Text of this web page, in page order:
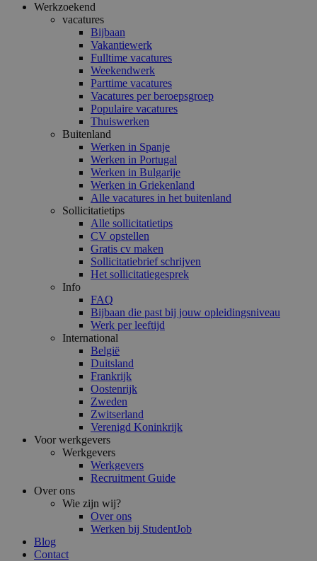
Werkzoekend
vacatures
Bijbaan
Vakantiewerk
Fulltime vacatures
Weekendwerk
Parttime vacatures
Vacatures per beroepsgroep
Populaire vacatures
Thuiswerken
Buitenland
Werken in Spanje
Werken in Portugal
Werken in Bulgarije
Werken in Griekenland
Alle vacatures in het buitenland
Sollicitatietips
Alle sollicitatietips
CV opstellen
Gratis cv maken
Sollicitatiebrief schrijven
Het sollicitatiegesprek
Info
FAQ
Bijbaan die past bij jouw opleidingsniveau
Werk per leeftijd
International
België
Duitsland
Frankrijk
Oostenrijk
Zweden
Zwitserland
Verenigd Koninkrijk
Voor werkgevers
Werkgevers
Werkgevers
Recruitment Guide
Over ons
Wie zijn wij?
Over ons
Werken bij StudentJob
Blog
Contact